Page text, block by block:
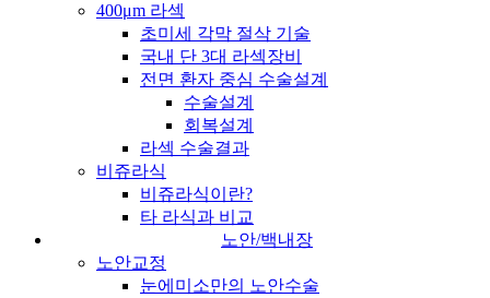
400μm 라섹
초미세 각막 절삭 기술
국내 단 3대 라섹장비
전면 환자 중심 수술설계
수술설계
회복설계
라섹 수술결과
비쥬라식
비쥬라식이란?
타 라식과 비교
노안/백내장
노안교정
눈에미소만의 노안수술